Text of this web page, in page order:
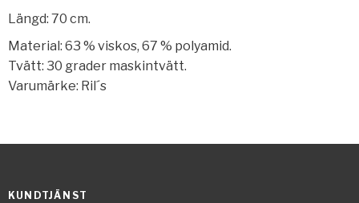
Längd: 70 cm.
Material: 63 % viskos, 67 % polyamid.
Tvätt: 30 grader maskintvätt.
Varumärke: Ril´s
KUNDTJÄNST